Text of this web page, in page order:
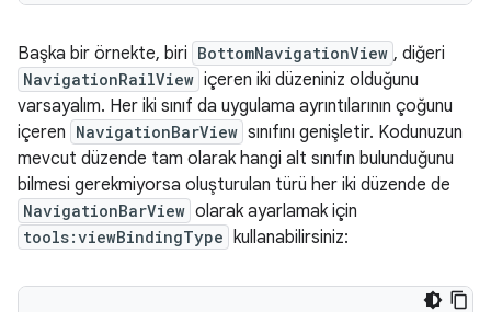
Başka bir örnekte, biri BottomNavigationView , diğeri
NavigationRailView içeren iki düzeniniz olduğunu
varsayalım. Her iki sınıf da uygulama ayrıntılarının çoğunu
içeren NavigationBarView sınıfını genişletir. Kodunuzun
mevcut düzende tam olarak hangi alt sınıfın bulunduğunu
bilmesi gerekmiyorsa oluşturulan türü her iki düzende de
NavigationBarView olarak ayarlamak için
tools:viewBindingType kullanabilirsiniz: